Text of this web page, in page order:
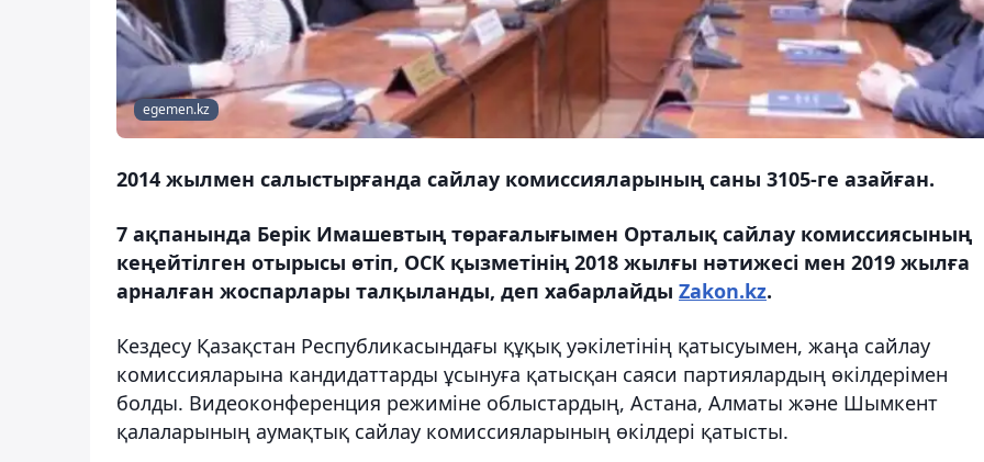
egemen.kz
2014 жылмен салыстырғанда сайлау комиссияларының саны 3105-ге азайған.
7 ақпанында Берік Имашевтың төрағалығымен Орталық сайлау комиссиясының
кеңейтілген отырысы өтіп, ОСК қызметінің 2018 жылғы нәтижесі мен 2019 жылға
арналған жоспарлары талқыланды, деп хабарлайды Zakon.kz.
Кездесу Қазақстан Республикасындағы құқық уәкілетінің қатысуымен, жаңа сайлау
комиссияларына кандидаттарды ұсынуға қатысқан саяси партиялардың өкілдерімен
болды. Видеоконференция режиміне облыстардың, Астана, Алматы және Шымкент
қалаларының аумақтық сайлау комиссияларының өкілдері қатысты.